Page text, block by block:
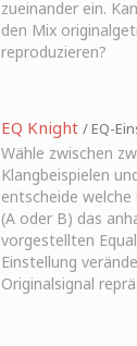
zueinander ein.
den Mix
reproduzieren?
EQ Knight / EQ-
Wähle zwischen
Klangbeispielen
entscheide welche
(A oder B) das
vorgestellten
Einstellung
Originalsignal